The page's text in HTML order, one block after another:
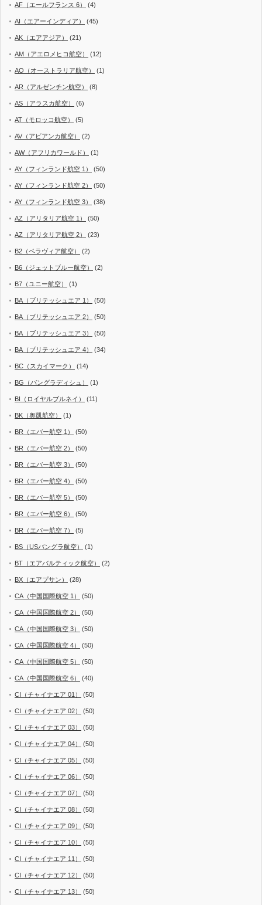
AF（エールフランス 6） (4)
AI（エアーインディア） (45)
AK（エアアジア） (21)
AM（アエロメヒコ航空） (12)
AO（オーストラリア航空） (1)
AR（アルゼンチン航空） (8)
AS（アラスカ航空） (6)
AT（モロッコ航空） (5)
AV（アビアンカ航空） (2)
AW（アフリカワールド） (1)
AY（フィンランド航空 1） (50)
AY（フィンランド航空 2） (50)
AY（フィンランド航空 3） (38)
AZ（アリタリア航空 1） (50)
AZ（アリタリア航空 2） (23)
B2（ベラヴィア航空） (2)
B6（ジェットブルー航空） (2)
B7（ユニー航空） (1)
BA（ブリテッシュエア 1） (50)
BA（ブリテッシュエア 2） (50)
BA（ブリテッシュエア 3） (50)
BA（ブリテッシュエア 4） (34)
BC（スカイマーク） (14)
BG（バングラディシュ） (1)
BI（ロイヤルブルネイ） (11)
BK（奥凱航空） (1)
BR（エバー航空 1） (50)
BR（エバー航空 2） (50)
BR（エバー航空 3） (50)
BR（エバー航空 4） (50)
BR（エバー航空 5） (50)
BR（エバー航空 6） (50)
BR（エバー航空 7） (5)
BS（USバングラ航空） (1)
BT（エアバルティック航空） (2)
BX（エアプサン） (28)
CA（中国国際航空 1） (50)
CA（中国国際航空 2） (50)
CA（中国国際航空 3） (50)
CA（中国国際航空 4） (50)
CA（中国国際航空 5） (50)
CA（中国国際航空 6） (40)
CI（チャイナエア 01） (50)
CI（チャイナエア 02） (50)
CI（チャイナエア 03） (50)
CI（チャイナエア 04） (50)
CI（チャイナエア 05） (50)
CI（チャイナエア 06） (50)
CI（チャイナエア 07） (50)
CI（チャイナエア 08） (50)
CI（チャイナエア 09） (50)
CI（チャイナエア 10） (50)
CI（チャイナエア 11） (50)
CI（チャイナエア 12） (50)
CI（チャイナエア 13） (50)